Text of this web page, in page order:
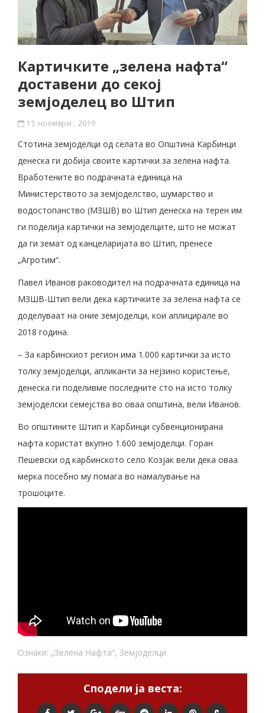
Картичките „зелена нафта“
доставени до секој
земјоделец во Штип
15 ноември , 2019
Стотина земјоделци од селата во Општина Карбинци
денеска ги добија своите картички за зелена нафта.
Вработените во подрачната единица на
Министерството за земјоделство, шумарство и
водостопанство (МЗШВ) во Штип денеска на терен им
ги поделија картички на земјоделците, што не можат
да ги земат од канцеларијата во Штип, пренесе
„Агротим“.
Павел Иванов раководител на подрачната единица на
МЗШВ-Штип вели дека картичките за зелена нафта се
доделуваат на оние земјоделци, кои аплицирале во
2018 година.
– За карбинскиот регион има 1.000 картички за исто
толку земјоделци, апликанти за нејзино користење,
денеска ги поделивме последните сто на исто толку
земјоделски семејства во оваа општина, вели Иванов.
Во општините Штип и Карбинци субвенционирана
нафта користат вкупно 1.600 земјоделци. Горан
Пешевски од карбинското село Козјак вели дека оваа
мерка посебно му помага во намалување на
трошоците.
Ознаки: „зелена Нафта“, Земјоделци
Сподели ја веста: